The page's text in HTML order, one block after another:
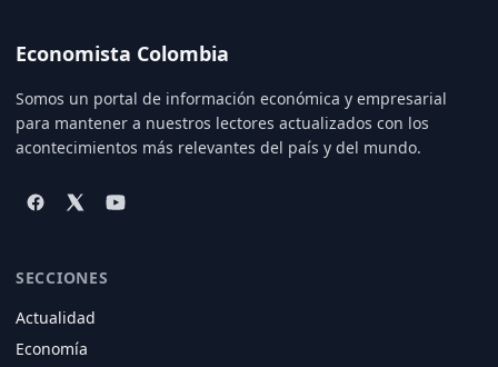
Economista Colombia
Somos un portal de información económica y empresarial
para mantener a nuestros lectores actualizados con los
acontecimientos más relevantes del país y del mundo.
SECCIONES
Actualidad
Economía